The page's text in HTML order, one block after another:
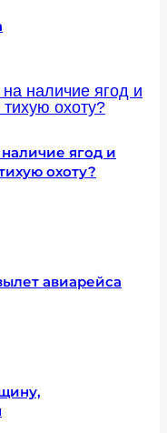
ягод и
охоту?
авиарейса